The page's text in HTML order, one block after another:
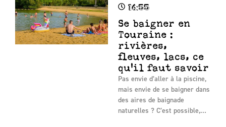
16:55
Se baigner en
Touraine :
rivières,
fleuves, lacs, ce
qu'il faut savoir
Pas envie d’aller à la piscine,
mais envie de se baigner dans
des aires de baignade
naturelles ? C’est possible,…